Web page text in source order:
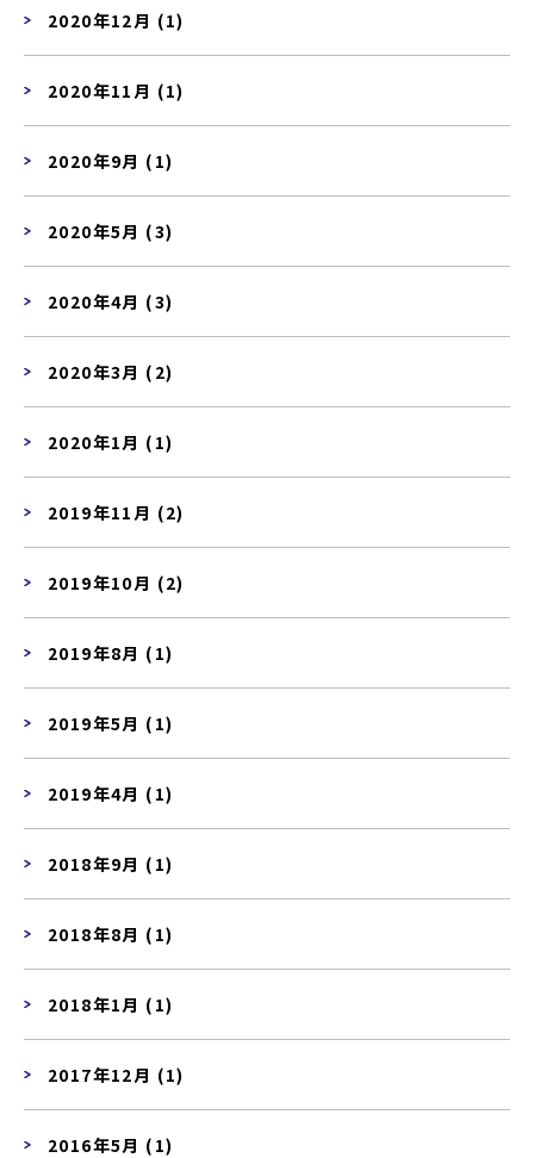
2020年12月 (1)
2020年11月 (1)
2020年9月 (1)
2020年5月 (3)
2020年4月 (3)
2020年3月 (2)
2020年1月 (1)
2019年11月 (2)
2019年10月 (2)
2019年8月 (1)
2019年5月 (1)
2019年4月 (1)
2018年9月 (1)
2018年8月 (1)
2018年1月 (1)
2017年12月 (1)
2016年5月 (1)